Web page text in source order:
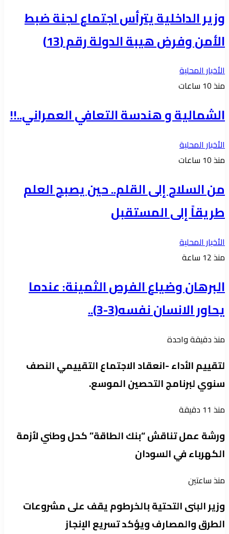
وزير الداخلية يترأس اجتماع لجنة ضبط
الأمن وفرض هيبة الدولة رقم (13)
الأخبار المحلية
منذ 10 ساعات
الشمالية و هندسة التعافي العمراني..!!
الأخبار المحلية
منذ 10 ساعات
من السلاح إلى القلم.. حين يصبح العلم
طريقاً إلى المستقبل
الأخبار المحلية
منذ 12 ساعة
البرهان وضياع الفرص الثمينة: عندما
يحاور الانسان نفسه(3-3)..
منذ دقيقة واحدة
لتقييم الأداء -انعقاد الاجتماع التقييمي النصف
سنوي لبرنامج التحصين الموسع.
منذ 11 دقيقة
ورشة عمل تناقش “بنك الطاقة” كحل وطني لأزمة
الكهرباء في السودان
منذ ساعتين
وزير البنى التحتية بالخرطوم يقف على مشروعات
الطرق والمصارف ويؤكد تسريع الإنجاز